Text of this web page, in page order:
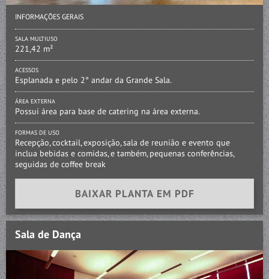
INFORMAÇÕES GERAIS
SALA MULTIUSO
221,42 m²
ACESSOS
Esplanada e pelo 2° andar da Grande Sala.
ÁREA EXTERNA
Possui área para base de catering na área externa.
FORMAS DE USO
Recepção, cocktail, exposição, sala de reunião e evento que
inclua bebidas e comidas, e também, pequenas conferências,
seguidas de coffee break
BAIXAR PLANTA EM PDF
Sala de Dança